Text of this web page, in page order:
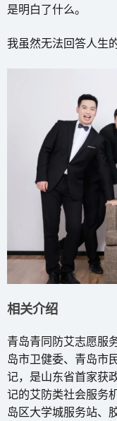
是明白了什么。
我虽然无法回答人生
相关介绍
青岛青同防艾志愿服
岛市卫健委、青岛市
记，是山东省首家获
记的艾防类社会服务
岛区大学城服务站、